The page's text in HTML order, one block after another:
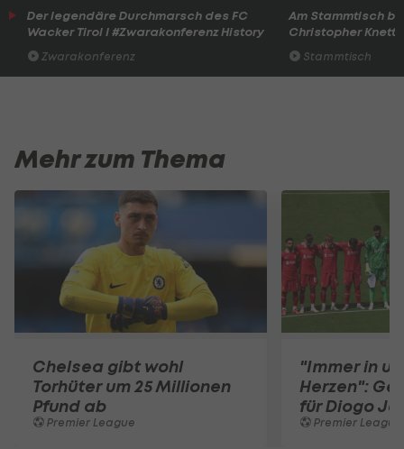
Der legendäre Durchmarsch des FC
Wacker Tirol I #Zwarakonferenz History
Zwarakonferenz
Am Stammtisch
Christopher Knett
Stammtisch
Mehr zum Thema
Chelsea gibt wohl
Torhüter um 25 Millionen
Pfund ab
Premier League
"Immer in
Herzen":
für Diogo
Premier League